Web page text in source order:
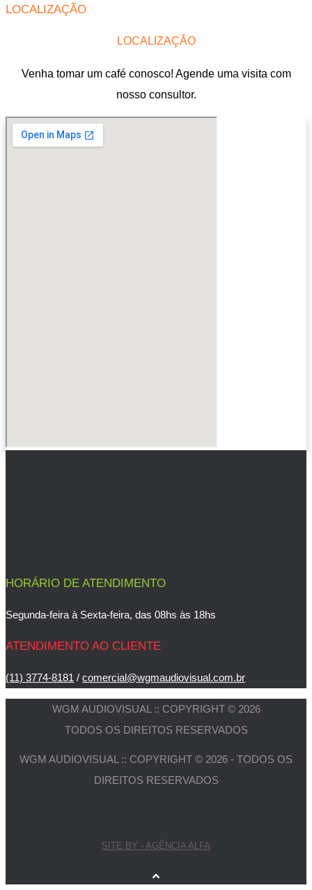
LOCALIZAÇÃO
LOCALIZAÇÃO
Venha tomar um café conosco! Agende uma visita com
nosso consultor.
HORÁRIO DE ATENDIMENTO
Segunda-feira à Sexta-feira, das 08hs às 18hs
ATENDIMENTO AO CLIENTE
(11) 3774-8181 / comercial@wgmaudiovisual.com.br
WGM AUDIOVISUAL :: COPYRIGHT © 2026
TODOS OS DIREITOS RESERVADOS
WGM AUDIOVISUAL :: COPYRIGHT © 2026 - TODOS OS
DIREITOS RESERVADOS
SITE BY - AGÊNCIA ALFA